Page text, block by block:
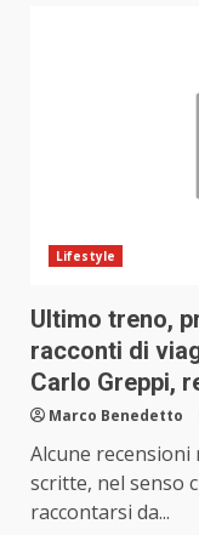
Lifestyle
Ultimo treno,
racconti di
Carlo Greppi,
Marco Benedetto
Alcune
scritte, nel senso
raccontarsi da...